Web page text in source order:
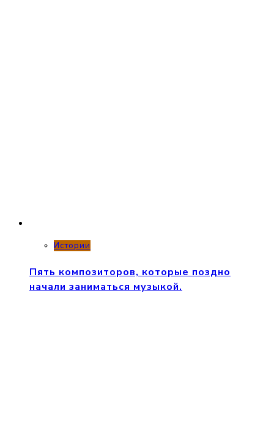
Истории
Пять композиторов, которые поздно
начали заниматься музыкой.